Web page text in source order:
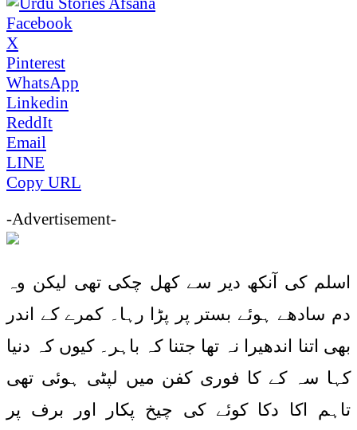
Facebook
X
Pinterest
WhatsApp
Linkedin
ReddIt
Email
LINE
Copy URL
-Advertisement-
اسلم کی آنکھ دیر سے کھل چکی تھی لیکن وہ
دم سادھے ہوئے بستر پر پڑا رہا۔ کمرے کے اندر
بھی اتنا اندھیرا نہ تھا جتنا کہ باہر۔ کیوں کہ دنیا
کہا سہ کے کا فوری کفن میں لپٹی ہوئی تھی
تاہم اکا دکا کوئے کی چیخ پکار اور برف پر